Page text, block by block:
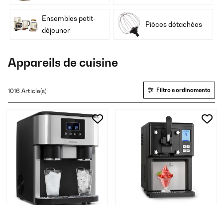
Ensembles petit-
déjeuner
Pièces détachées
Appareils de cuisine
1016 Article(s) Filtro e ordinamento